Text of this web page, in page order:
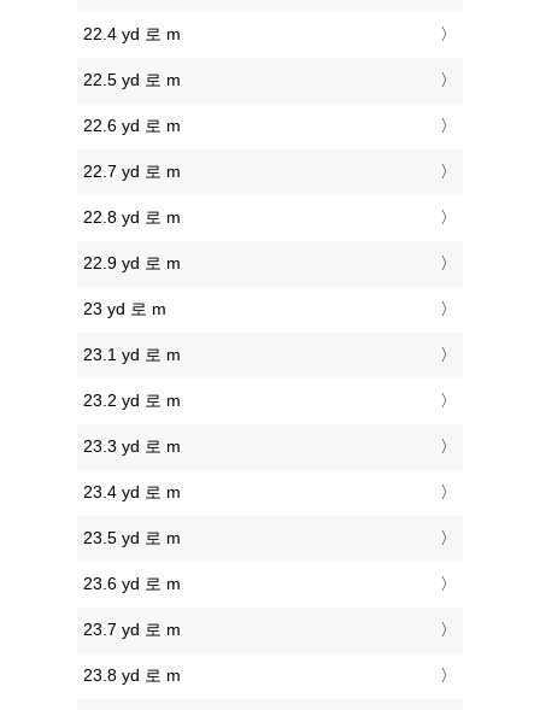
22.4 yd 로 m
22.5 yd 로 m
22.6 yd 로 m
22.7 yd 로 m
22.8 yd 로 m
22.9 yd 로 m
23 yd 로 m
23.1 yd 로 m
23.2 yd 로 m
23.3 yd 로 m
23.4 yd 로 m
23.5 yd 로 m
23.6 yd 로 m
23.7 yd 로 m
23.8 yd 로 m